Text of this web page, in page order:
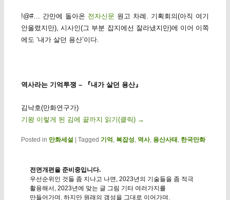
!@#… 간만에 돌아온 전자신문 원고 차례. 기획회의(아직 여기
안올렸지만), 시사인(그 부분 잡지에선 잘라냈지만)에 이어 이쪽
에도 ‘내가 살던 용산’이다.
역사라는 기억투쟁 – 『내가 살던 용산』
김낙호(만화연구가)
기왕 이렇게 된 김에 끝까지 읽기(클릭) →
Posted in 만화세설 | Tagged 기억 복잡성 역사, 용산사태 한국만화
전면개편을 준비중입니다.
우선순위인 것들 좀 지나고 나면, 2023년의 기술들을 좀 적극
활용해서, 2023년에 맞는 글 그림 기타 여러가지를
만들어가며. 하지만 원래의 갬성을 그대로 이어가며.